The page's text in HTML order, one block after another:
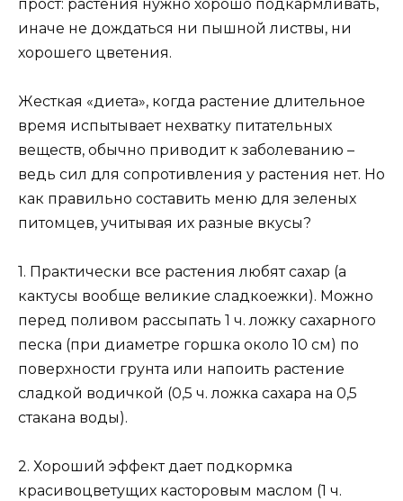
прост: растения нужно хорошо подкармливать,
иначе не дождаться ни пышной листвы, ни
хорошего цветения.
Жесткая «диета», когда растение длительное
время испытывает нехватку питательных
веществ, обычно приводит к заболеванию –
ведь сил для сопротивления у растения нет. Но
как правильно составить меню для зеленых
питомцев, учитывая их разные вкусы?
1. Практически все растения любят сахар (а
кактусы вообще великие сладкоежки). Можно
перед поливом рассыпать 1 ч. ложку сахарного
песка (при диаметре горшка около 10 см) по
поверхности грунта или напоить растение
сладкой водичкой (0,5 ч. ложка сахара на 0,5
стакана воды).
2. Хороший эффект дает подкормка
красивоцветущих касторовым маслом (1 ч.